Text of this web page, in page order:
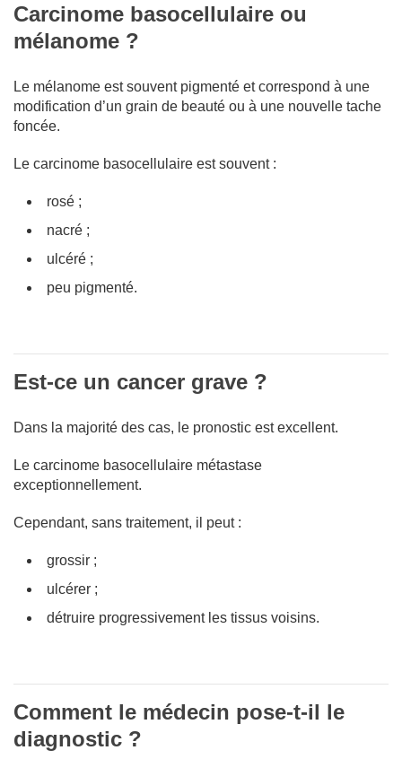
Carcinome basocellulaire ou
mélanome ?
Le mélanome est souvent pigmenté et correspond à une
modification d’un grain de beauté ou à une nouvelle tache
foncée.
Le carcinome basocellulaire est souvent :
rosé ;
nacré ;
ulcéré ;
peu pigmenté.
Est-ce un cancer grave ?
Dans la majorité des cas, le pronostic est excellent.
Le carcinome basocellulaire métastase
exceptionnellement.
Cependant, sans traitement, il peut :
grossir ;
ulcérer ;
détruire progressivement les tissus voisins.
Comment le médecin pose-t-il le
diagnostic ?